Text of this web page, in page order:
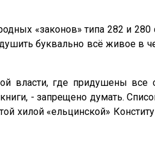
«законов» типа 282 и
буквально всё живое
власти, где придушены
- запрещено думать.
хилой «ельцинской»